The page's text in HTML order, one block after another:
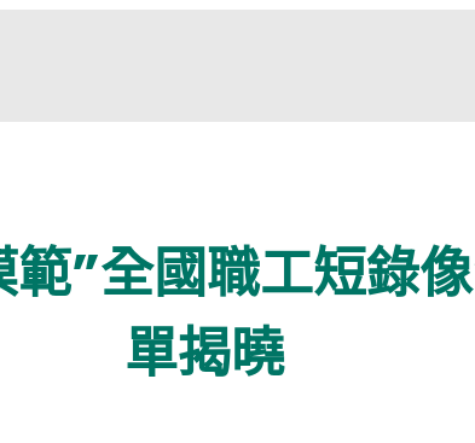
”全國職工短錄
單揭曉